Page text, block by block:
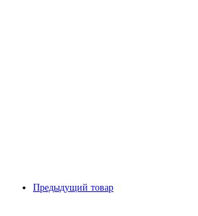
Предыдущий товар